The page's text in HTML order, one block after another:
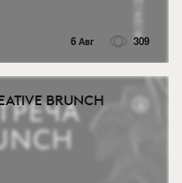
6 Авг 309
BRUNCH